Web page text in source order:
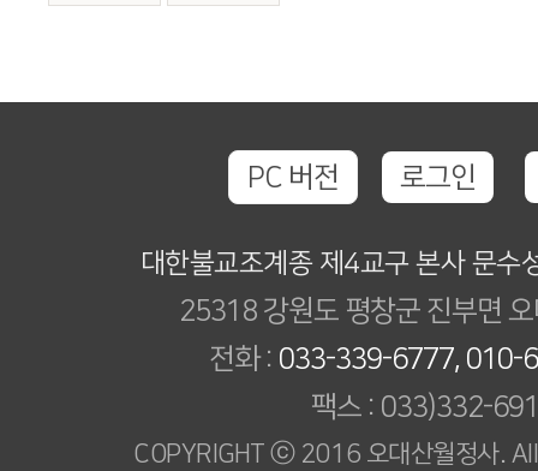
PC 버전 로그인
대한불교조계종 제4교구 본사 문수
25318 강원도 평창군 진부면
전화 : 033-339-6777, 010-
팩스 : 033)332-
COPYRIGHT ⓒ 2016 오대산월정사.